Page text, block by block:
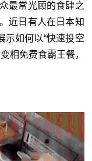
最常光顾的食肆之
近日有人在日本知
示如何以“快速投空
相免费食霸王餐，